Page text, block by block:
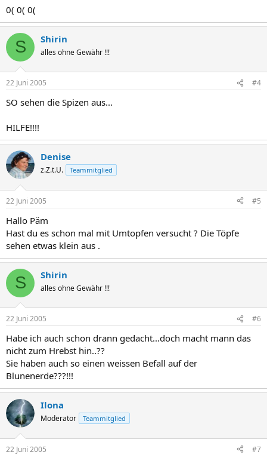
0( 0( 0(
S Shirin
alles ohne Gewähr !!!
22 Juni 2005 #4
SO sehen die Spizen aus...
HILFE!!!!
Denise
z.Z.t.U. Teammitglied
22 Juni 2005 #5
Hallo Päm
Hast du es schon mal mit Umtopfen versucht ? Die Töpfe
sehen etwas klein aus .
S Shirin
alles ohne Gewähr !!!
22 Juni 2005 #6
Habe ich auch schon drann gedacht...doch macht mann das
nicht zum Hrebst hin..??
Sie haben auch so einen weissen Befall auf der
Blunenerde???!!!
Ilona
Moderator Teammitglied
22 Juni 2005 #7